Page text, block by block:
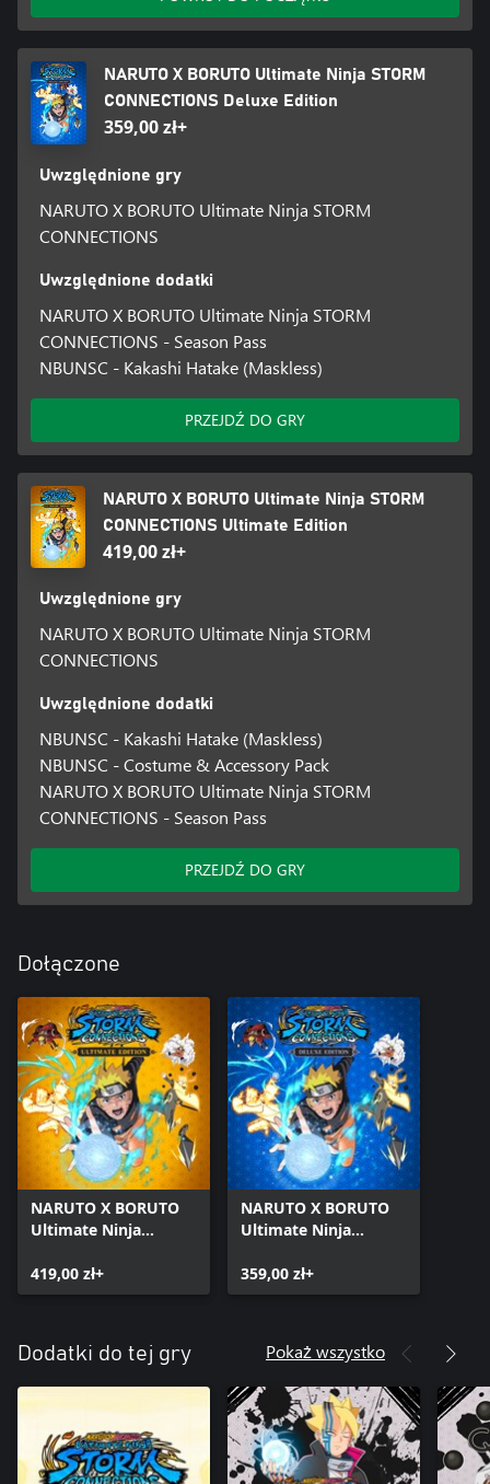
NARUTO X BORUTO Ultimate Ninja STORM
CONNECTIONS Deluxe Edition
359,00 zł+
Uwzględnione gry
NARUTO X BORUTO Ultimate Ninja STORM
CONNECTIONS
Uwzględnione dodatki
NARUTO X BORUTO Ultimate Ninja STORM
CONNECTIONS - Season Pass
NBUNSC - Kakashi Hatake (Maskless)
PRZEJDŹ DO GRY
NARUTO X BORUTO Ultimate Ninja STORM
CONNECTIONS Ultimate Edition
419,00 zł+
Uwzględnione gry
NARUTO X BORUTO Ultimate Ninja STORM
CONNECTIONS
Uwzględnione dodatki
NBUNSC - Kakashi Hatake (Maskless)
NBUNSC - Costume & Accessory Pack
NARUTO X BORUTO Ultimate Ninja STORM
CONNECTIONS - Season Pass
PRZEJDŹ DO GRY
Dołączone
NARUTO X BORUTO
Ultimate Ninja
CONNECTIONS
Ultimate Edition
419,00 zł+
NARUTO X BORUTO
Ultimate Ninja
CONNECTIONS
Deluxe Edition
359,00 zł+
Dodatki do tej gry Pokaż wszystko